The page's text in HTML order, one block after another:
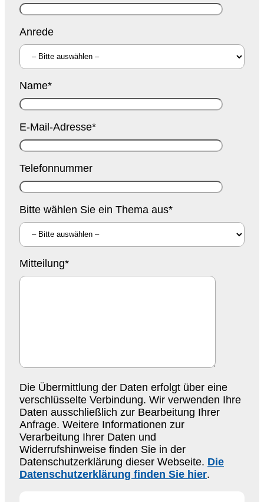
Anrede
Name*
E-Mail-Adresse*
Telefonnummer
Bitte wählen Sie ein Thema aus*
Bitte lassen Sie dieses Feld leer.
Mitteilung*
Die Übermittlung der Daten erfolgt über eine
verschlüsselte Verbindung. Wir verwenden Ihre
Daten ausschließlich zur Bearbeitung Ihrer
Anfrage. Weitere Informationen zur
Verarbeitung Ihrer Daten und
Widerrufshinweise finden Sie in der
Datenschutzerklärung dieser Webseite. Die
Datenschutzerklärung finden Sie hier.